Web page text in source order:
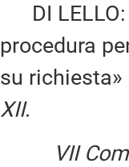
DI LELLO:
procedura
su
XII.
VII